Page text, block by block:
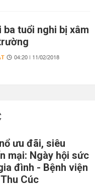
ba tuổi nghi bị xâm
04:20 | 11/02/2018
ưu đãi, siêu
mại: Ngày hội sức
đình - Bệnh viện
Cúc